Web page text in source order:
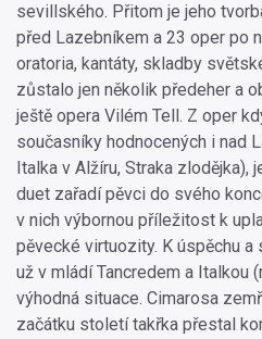
sevillského. Přitom je jeho
před Lazebníkem a 23 oper po
oratoria, kantáty, skladby
zůstalo jen několik předeher a
ještě opera Vilém Tell. Z oper
současníky hodnocených i nad
Italka v Alžíru, Straka zlodějka),
duet zařadí pěvci do svého
v nich výbornou příležitost k
pěvecké virtuozity. K úspěchu a
už v mládí Tancredem a Italkou
výhodná situace. Cimarosa
začátku století takřka přestal